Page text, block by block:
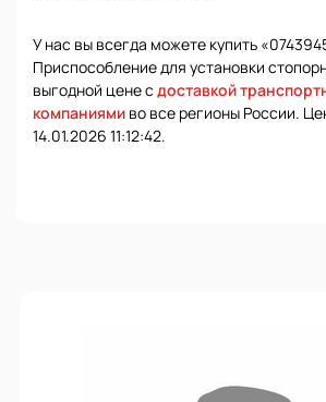
У нас вы всегда можете купить
Приспособление для установки
выгодной цене с доставкой
компаниями во все регионы России.
14.01.2026 11:12:42.